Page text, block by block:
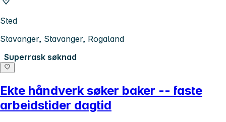
Sted
Stavanger, Stavanger, Rogaland
Superrask søknad
Ekte håndverk søker baker -- faste
arbeidstider dagtid